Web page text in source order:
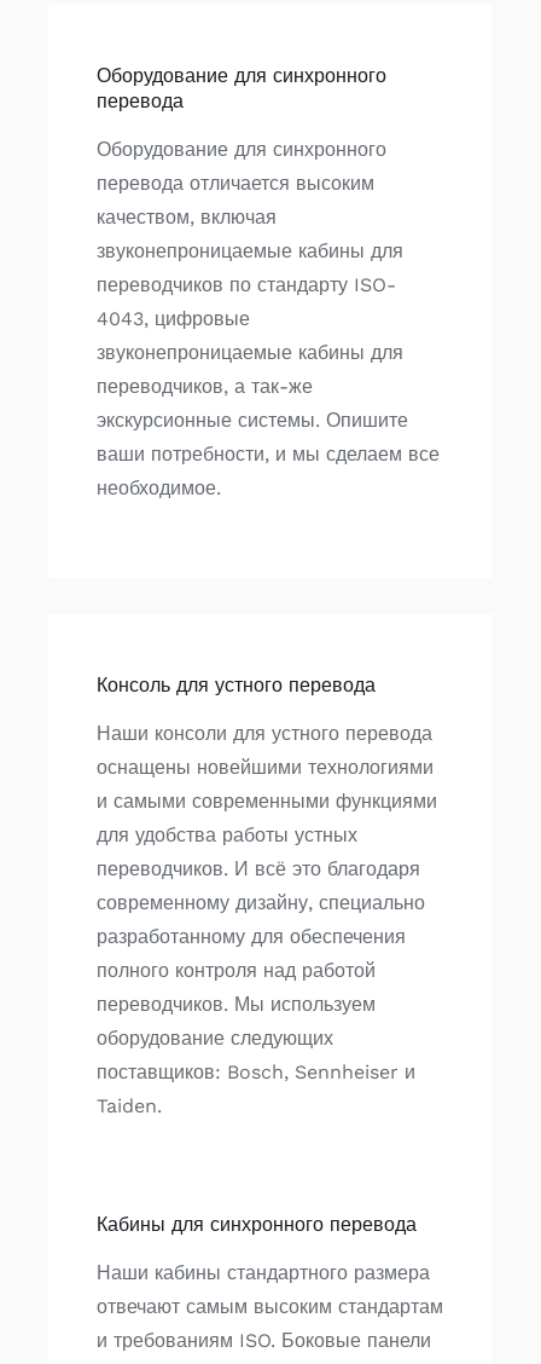
Оборудование для синхронного
перевода
Оборудование для синхронного
перевода отличается высоким
качеством, включая
звуконепроницаемые кабины для
переводчиков по стандарту ISO-
4043, цифровые
звуконепроницаемые кабины для
переводчиков, а так-же
экскурсионные системы. Опишите
ваши потребности, и мы сделаем все
необходимое.
Консоль для устного перевода
Наши консоли для устного перевода
оснащены новейшими технологиями
и самыми современными функциями
для удобства работы устных
переводчиков. И всё это благодаря
современному дизайну, специально
разработанному для обеспечения
полного контроля над работой
переводчиков. Мы используем
оборудование следующих
поставщиков: Bosch, Sennheiser и
Taiden.
Кабины для синхронного перевода
Наши кабины стандартного размера
отвечают самым высоким стандартам
и требованиям ISO. Боковые панели